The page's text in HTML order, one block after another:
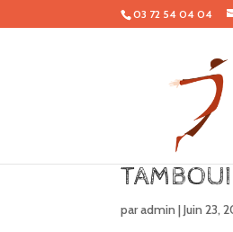
03 72 54 04 04
paradmin |Juin 23,